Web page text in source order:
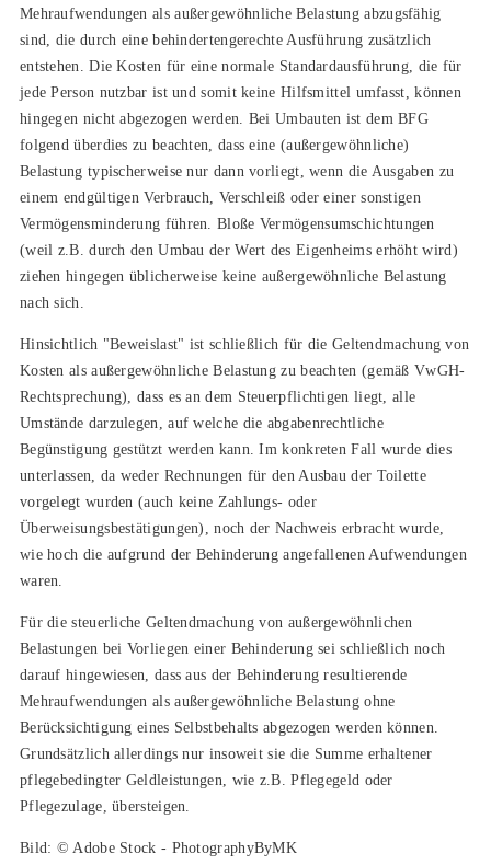
Mehraufwendungen als außergewöhnliche Belastung abzugsfähig
sind, die durch eine behindertengerechte Ausführung zusätzlich
entstehen. Die Kosten für eine normale Standardausführung, die für
jede Person nutzbar ist und somit keine Hilfsmittel umfasst, können
hingegen nicht abgezogen werden. Bei Umbauten ist dem BFG
folgend überdies zu beachten, dass eine (außergewöhnliche)
Belastung typischerweise nur dann vorliegt, wenn die Ausgaben zu
einem endgültigen Verbrauch, Verschleiß oder einer sonstigen
Vermögensminderung führen. Bloße Vermögensumschichtungen
(weil z.B. durch den Umbau der Wert des Eigenheims erhöht wird)
ziehen hingegen üblicherweise keine außergewöhnliche Belastung
nach sich.
Hinsichtlich "Beweislast" ist schließlich für die Geltendmachung von
Kosten als außergewöhnliche Belastung zu beachten (gemäß VwGH-
Rechtsprechung), dass es an dem Steuerpflichtigen liegt, alle
Umstände darzulegen, auf welche die abgabenrechtliche
Begünstigung gestützt werden kann. Im konkreten Fall wurde dies
unterlassen, da weder Rechnungen für den Ausbau der Toilette
vorgelegt wurden (auch keine Zahlungs- oder
Überweisungsbestätigungen), noch der Nachweis erbracht wurde,
wie hoch die aufgrund der Behinderung angefallenen Aufwendungen
waren.
Für die steuerliche Geltendmachung von außergewöhnlichen
Belastungen bei Vorliegen einer Behinderung sei schließlich noch
darauf hingewiesen, dass aus der Behinderung resultierende
Mehraufwendungen als außergewöhnliche Belastung ohne
Berücksichtigung eines Selbstbehalts abgezogen werden können.
Grundsätzlich allerdings nur insoweit sie die Summe erhaltener
pflegebedingter Geldleistungen, wie z.B. Pflegegeld oder
Pflegezulage, übersteigen.
Bild: © Adobe Stock - PhotographyByMK